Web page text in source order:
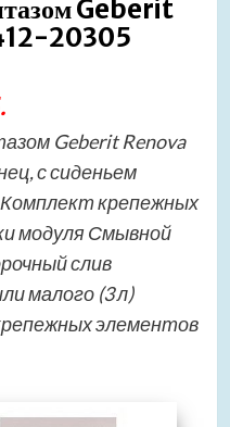
Geberit
20305
Geberit Renova
с сиденьем
крепежных
модуля Смывной
слив
малого (3 л)
элементов